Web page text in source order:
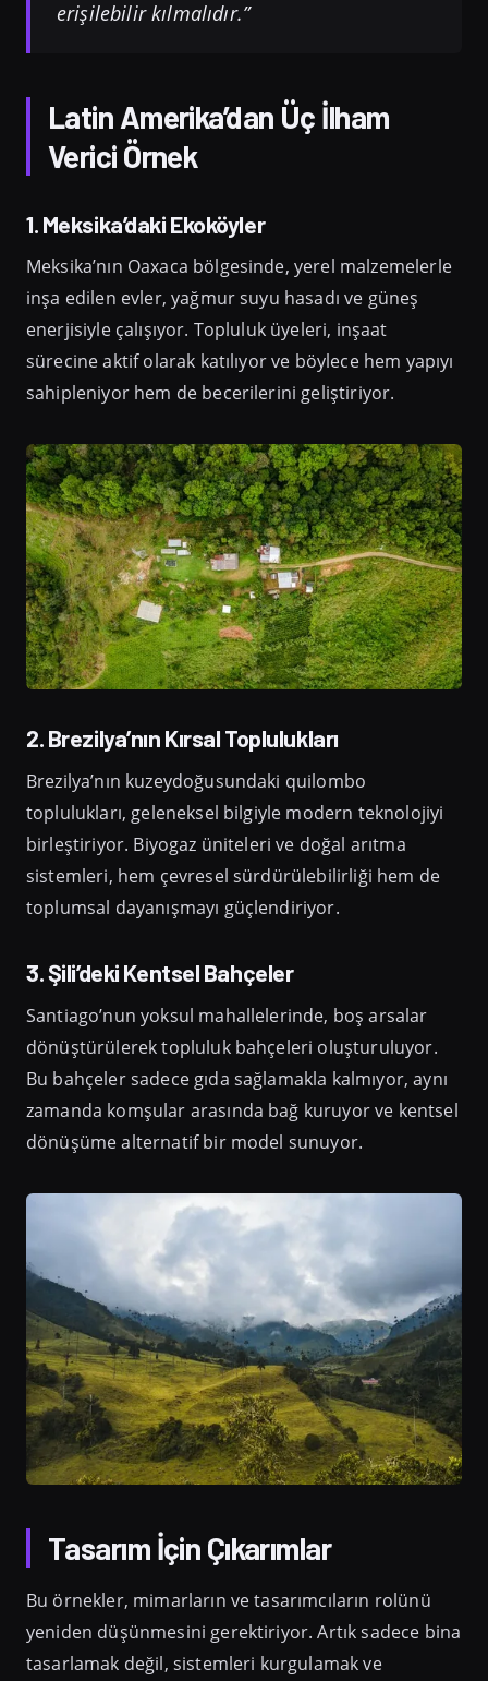
erişilebilir kılmalıdır.”
Latin Amerika’dan Üç İlham
Verici Örnek
1. Meksika’daki Ekoköyler
Meksika’nın Oaxaca bölgesinde, yerel malzemelerle
inşa edilen evler, yağmur suyu hasadı ve güneş
enerjisiyle çalışıyor. Topluluk üyeleri, inşaat
sürecine aktif olarak katılıyor ve böylece hem yapıyı
sahipleniyor hem de becerilerini geliştiriyor.
2. Brezilya’nın Kırsal Toplulukları
Brezilya’nın kuzeydoğusundaki quilombo
toplulukları, geleneksel bilgiyle modern teknolojiyi
birleştiriyor. Biyogaz üniteleri ve doğal arıtma
sistemleri, hem çevresel sürdürülebilirliği hem de
toplumsal dayanışmayı güçlendiriyor.
3. Şili’deki Kentsel Bahçeler
Santiago’nun yoksul mahallelerinde, boş arsalar
dönüştürülerek topluluk bahçeleri oluşturuluyor.
Bu bahçeler sadece gıda sağlamakla kalmıyor, aynı
zamanda komşular arasında bağ kuruyor ve kentsel
dönüşüme alternatif bir model sunuyor.
Tasarım İçin Çıkarımlar
Bu örnekler, mimarların ve tasarımcıların rolünü
yeniden düşünmesini gerektiriyor. Artık sadece bina
tasarlamak değil, sistemleri kurgulamak ve